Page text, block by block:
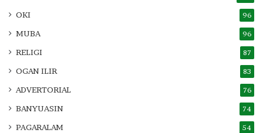
OKI 96
MUBA 96
RELIGI 87
OGAN ILIR 83
ADVERTORIAL 76
BANYUASIN 74
PAGARALAM 54